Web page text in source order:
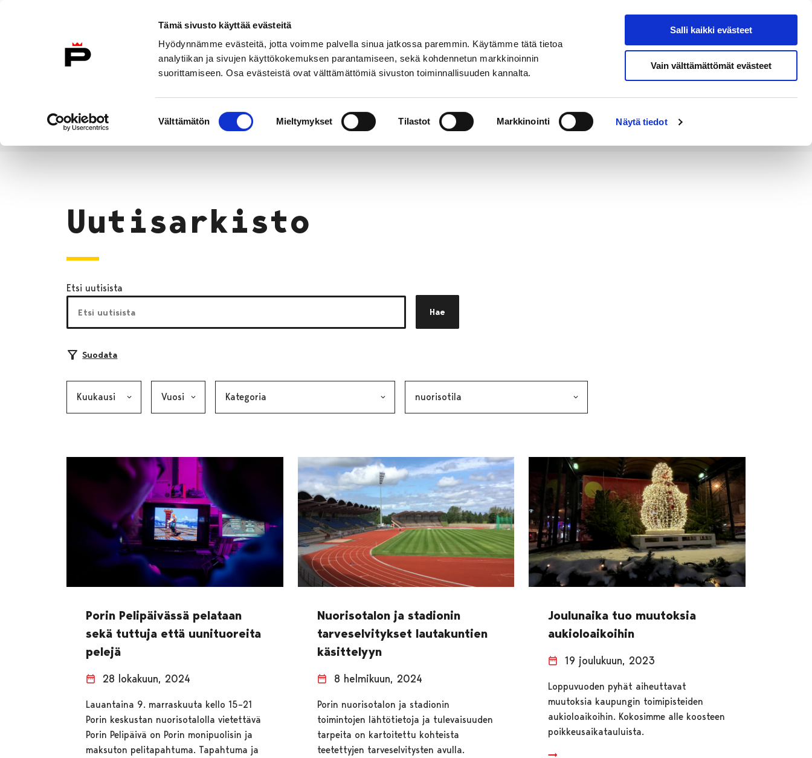
Tämä sivusto käyttää evästeitä
Hyödynnämme evästeitä, jotta voimme palvella sinua jatkossa paremmin. Käytämme tätä tietoa
analytiikan ja sivujen käyttökokemuksen parantamiseen, sekä kohdennetun markkinoinnin
suorittamiseen. Osa evästeistä ovat välttämättömiä sivuston toiminnallisuuden kannalta.
valinta
Välttämätön Mieltymykset Tilastot Markkinointi Näytä tiedot
Salli kaikki evästeet
Vain välttämättömät evästeet
Etusivulle
Hae sivustolta
Etusivu
Uutisarkisto
Etsi uutisista
Hae
Suodata
Porin Pelipäivässä pelataan
sekä tuttuja että uunituoreita
pelejä
28 lokakuun, 2024
Lauantaina 9. marraskuuta kello 15–21
Porin keskustan nuorisotalolla vietettävä
Porin Pelipäivä on Porin monipuolisin ja
maksuton pelitapahtuma. Tapahtuma ja
Nuorisotalon ja stadionin
tarveselvitykset lautakuntien
käsittelyyn
8 helmikuun, 2024
Porin nuorisotalon ja stadionin
toimintojen lähtötietoja ja tulevaisuuden
tarpeita on kartoitettu kohteista
teetettyjen tarveselvitysten avulla.
Joulunaika tuo muutoksia
aukioloaikoihin
19 joulukuun, 2023
Loppuvuoden pyhät aiheuttavat
muutoksia kaupungin toimipisteiden
aukioloaikoihin. Kokosimme alle koosteen
poikkeusaikatauluista.